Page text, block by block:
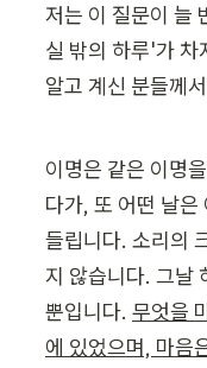
저는 이 질문이 늘
실 밖의 하루'가 차
알고 계신 분들께
이명은 같은 이명
다가, 또 어떤 날은
들립니다. 소리의
지 않습니다. 그날
뿐입니다. 무엇을
에 있었으며, 마음